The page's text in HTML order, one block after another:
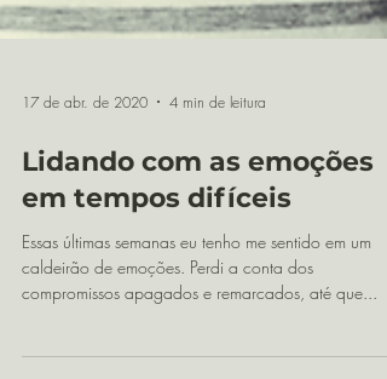
17 de abr. de 2020 4 min de leitura
Lidando com as emoções
em tempos difíceis
compromissos apagados e remarcados, até que...